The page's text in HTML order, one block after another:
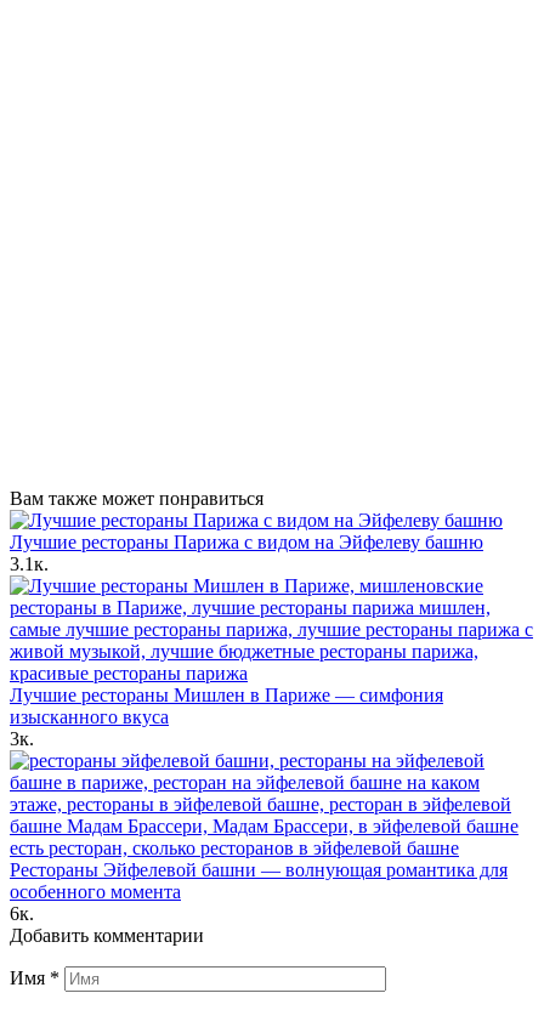
Вам также может понравиться
Лучшие рестораны Парижа с видом на Эйфелеву башню
3.1к.
Лучшие рестораны Мишлен в Париже — симфония
изысканного вкуса
3к.
Рестораны Эйфелевой башни — волнующая романтика для
особенного момента
6к.
Добавить комментарии
Имя *